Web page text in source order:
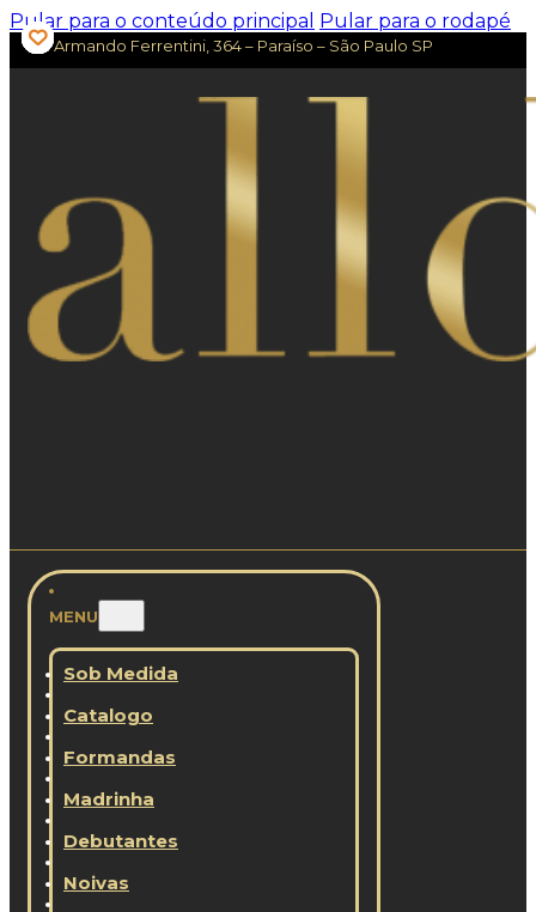
Pular para o conteúdo principal Pular para o rodapé
Av. Armando Ferrentini, 364 – Paraíso – São Paulo SP
MENU
Sob Medida
Catalogo
Formandas
Madrinha
Debutantes
Noivas